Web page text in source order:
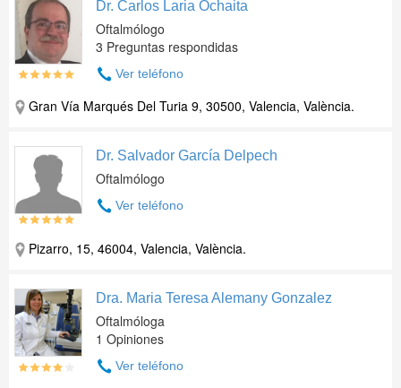
Dr. Carlos Laria Ochaita
Oftalmólogo
3 Preguntas respondidas
Ver teléfono
Gran Vía Marqués Del Turia 9, 30500, Valencia, València.
Dr. Salvador García Delpech
Oftalmólogo
Ver teléfono
Pizarro, 15, 46004, Valencia, València.
Dra. Maria Teresa Alemany Gonzalez
Oftalmóloga
1 Opiniones
Ver teléfono